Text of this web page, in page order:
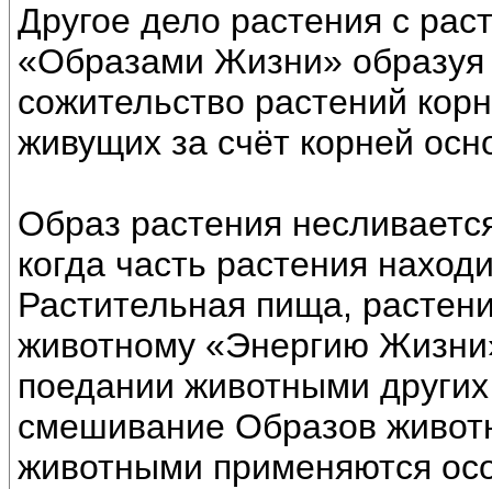
Другое дело растения с
«Образами Жизни»
сожительство растений
живущих за счёт корней
Образ растения
когда часть растения
Растительная пища,
животному «Энергию
поедании животными
смешивание Образов
животными применяются